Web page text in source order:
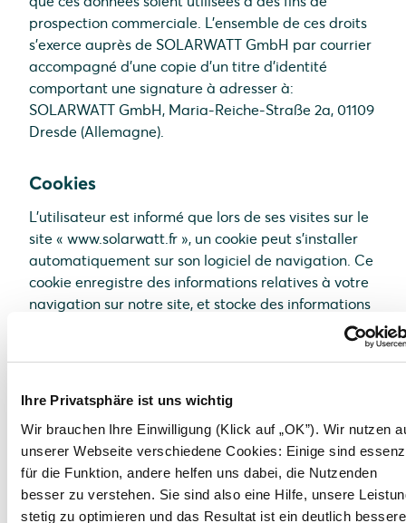
Ihre Privatsphäre ist uns wichtig
Wir brauchen Ihre Einwilligung (Klick auf „OK”). Wir nutzen
unserer Webseite verschiedene Cookies: Einige sind
für die Funktion, andere helfen uns dabei, die Nutzenden
besser zu verstehen. Sie sind also eine Hilfe, unsere
stetig zu optimieren und das Resultat ist ein deutlich
prospection commerciale. L’ensemble de ces droits
s’exerce auprès de SOLARWATT GmbH par courrier
accompagné d’une copie d’un titre d’identité
comportant une signature à adresser à:
SOLARWATT GmbH, Maria-Reiche-Straße 2a, 01109
Dresde (Allemagne).
Cookies
L’utilisateur est informé que lors de ses visites sur le
site « www.solarwatt.fr », un cookie peut s’installer
automatiquement sur son logiciel de navigation. Ce
cookie enregistre des informations relatives à votre
navigation sur notre site, et stocke des informations
que vous avez saisies durant votre visite. Ainsi, vous
n’aurez pas besoin, lors de votre prochaine visite, de
de vos prochaines visites. Nous vous informons que
vous pouvez vous opposer à l’enregistrement de
“cookies” en modifiant les paramètres d’options ou
de préférences de votre navigateur. L’utilisateur
dispose de l’ensemble des droits susvisés s’agissant
des données à caractère personnel communiquées